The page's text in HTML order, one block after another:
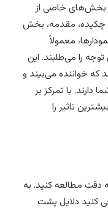
بخش‌های خاصی از
چکیده، مقدمه، بخش
معمولاً
را می‌طلبند. این
خواننده می‌بیند و
دارند. با تمرکز بر
تاثیر را
دقت مطالعه کنید. به
کنید دلایل پشت